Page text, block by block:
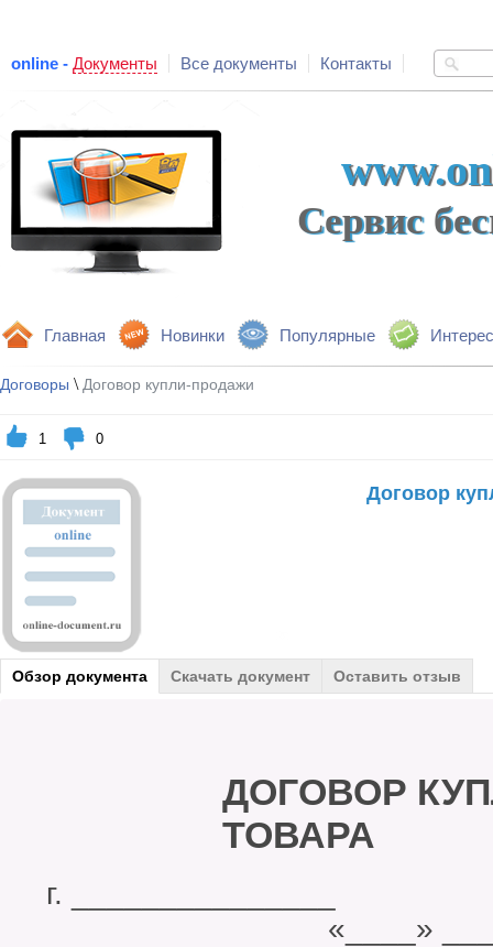
online - Документы Все документы Контакты
Сервис
Главная Новинки Популярные
Договоры \ Договор купли-продажи
1 0
Договор
Обзор документа Скачать документ Оставить отзыв
ДОГОВОР
ТОВАРА
г.
«____»